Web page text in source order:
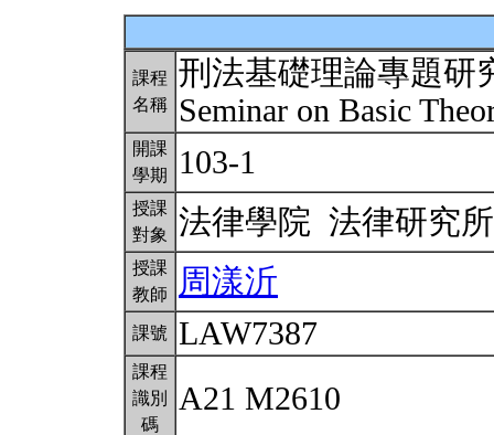
課程
名稱
刑法基礎理論專題研
Seminar on Basic
開課
學期
103-1
授課
對象
法律學院 法律研究
授課
教師
周漾沂
課號 LAW7387
課程
識別
碼
A21 M2610